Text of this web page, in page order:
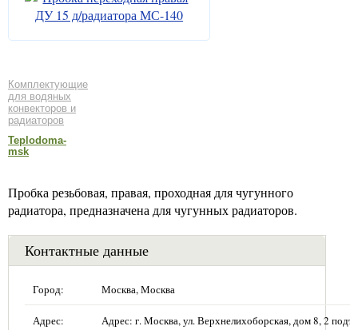
Комплектующие
для водяных
конвекторов и
радиаторов
Teplodoma-
msk
Пробка резьбовая, правая, проходная для чугунного
радиатора, предназначена для чугунных радиаторов.
Контактные данные
Город: Москва, Москва
Адрес: Адрес: г. Москва, ул. Верхнелихоборская, дом 8, 2